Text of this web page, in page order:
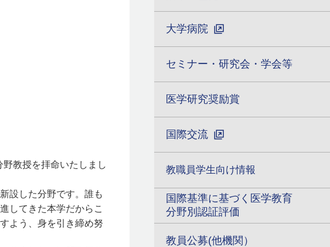
大学病院
セミナー・研究会・学会等
医学研究奨励賞
国際交流
教職員学生向け情報
国際基準に基づく医学教育
分野別認証評価
教員公募(他機関）
教授を拝命いたしまし
設した分野です。誰も
してきた本学だからこ
よう、身を引き締め努